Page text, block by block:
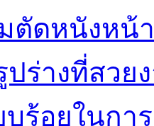
ตัดหนังหน้
ปร่างที่สวย
บร้อยในก